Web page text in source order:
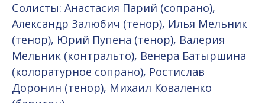
Солисты: Анастасия Парий (сопрано),
Александр Залюбич (тенор), Илья Мельник
(тенор), Юрий Пупена (тенор), Валерия
Мельник (контральто), Венера Батыршина
(колоратурное сопрано), Ростислав
Доронин (тенор), Михаил Коваленко